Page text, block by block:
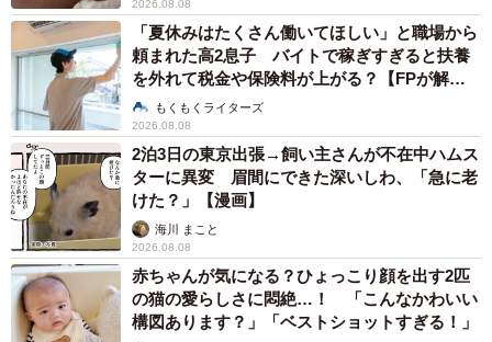
2026.08.08
「夏休みはたくさん働いてほしい」と職場から
頼まれた高2息子 バイトで稼ぎすぎると扶養
を外れて税金や保険料が上がる？【FPが解
説】もくもくライターズ
2026.08.08
2泊3日の東京出張→飼い主さんが不在中ハムス
ターに異変 眉間にできた深いしわ、「急に老
けた？」【漫画】
海川 まこと
2026.08.08
赤ちゃんが気になる？ひょっこり顔を出す2匹
の猫の愛らしさに悶絶…！ 「こんなかわいい
構図あります？」「ベストショットすぎる！」